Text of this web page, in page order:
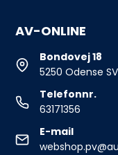
AV-ONLINE
Bondovej 18
5250 Odense SV
Telefonnr.
63171356
E-mail